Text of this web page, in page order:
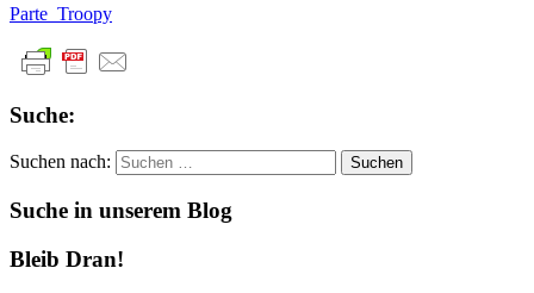
Parte_Troopy
Suche:
Suchen nach:
Suche in unserem Blog
Bleib Dran!